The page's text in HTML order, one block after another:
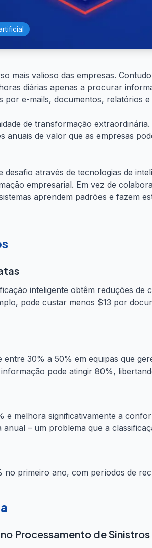
mais valioso das empresas.
diárias apenas a procurar
e-mails, documentos, relatórios e
de transformação
anuais de valor que as empresas
desafio através de tecnologias de
empresarial. Em vez de
aprendem padrões e fazem
inteligente obtêm reduções
pode custar menos $13 por
entre 30% a 50% em equipas que
pode atingir 80%,
melhora significativamente a
– um problema que a
no primeiro ano, com períodos de
Processamento de Sinistros